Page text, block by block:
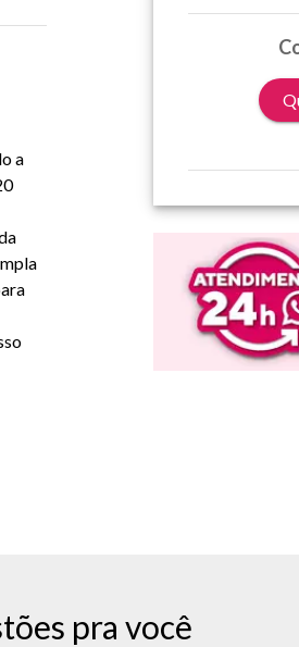
a
pra você